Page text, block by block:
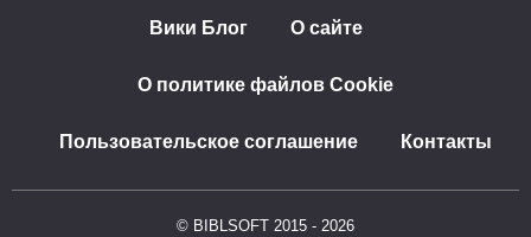
Вики Блог О сайте
О политике файлов Cookie
Пользовательское соглашение Контакты
© BIBLSOFT 2015 - 2026